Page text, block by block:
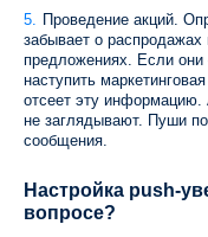
Проведение акций.
забывает о распродажах
предложениях. Если они
наступить
отсеет эту
не заглядывают. Пуши
сообщения.
Настройка push-
вопросе?